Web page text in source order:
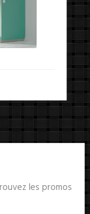
les promos